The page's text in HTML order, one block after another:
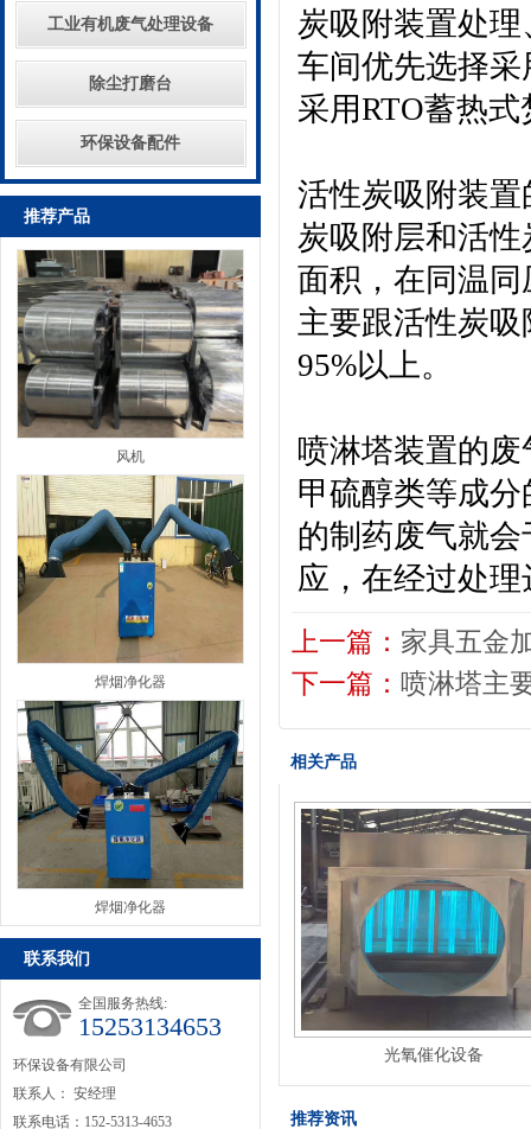
工业有机废气处理设备
除尘打磨台
环保设备配件
推荐产品
风机
焊烟净化器
焊烟净化器
联系我们
全国服务热线:
15253134653
环保设备有限公司
联系人： 安经理
联系电话：152-5313-4653
炭吸附装置处
车间优先选择
采用RTO蓄热
活性炭吸附装
炭吸附层和活
面积，在同温
主要跟活性炭
95%以上。
喷淋塔装置的
甲硫醇类等成
的制药废气就
应，在经过处
上一篇： 家具五金
下一篇： 喷淋塔主
相关产品
光氧催化设备
推荐资讯